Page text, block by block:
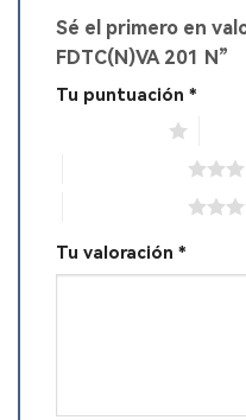
Sé el primero en
FDTC(N)VA 201 N”
Tu puntuación *
Tu valoración *